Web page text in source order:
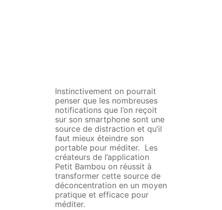
Instinctivement on pourrait
penser que les nombreuses
notifications que l’on reçoit
sur son smartphone sont une
source de distraction et qu’il
faut mieux éteindre son
portable pour méditer. Les
créateurs de l’application
Petit Bambou on réussit à
transformer cette source de
déconcentration en un moyen
pratique et efficace pour
méditer.